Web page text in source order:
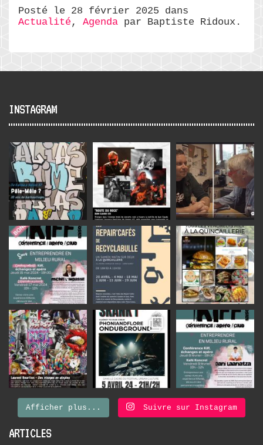
Posté le 28 février 2025 dans
Actualité , Agenda par Baptiste Ridoux.
INSTAGRAM
Afficher plus... Suivre sur Instagram
ARTICLES